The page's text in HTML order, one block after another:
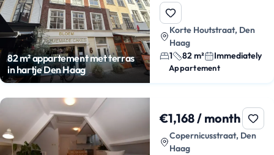
82 m² appartement met terras
in hartje Den Haag
Korte Houtstraat, Den
Haag
1
82 m² Immediately
Appartement
€1,168 / month
Copernicusstraat, Den
Haag